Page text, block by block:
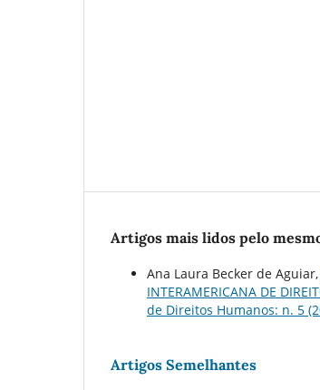
Artigos mais lidos pelo
Ana Laura Becker de Aguiar,
INTERAMERICANA DE
de Direitos Humanos: n. 5
Artigos Semelhantes